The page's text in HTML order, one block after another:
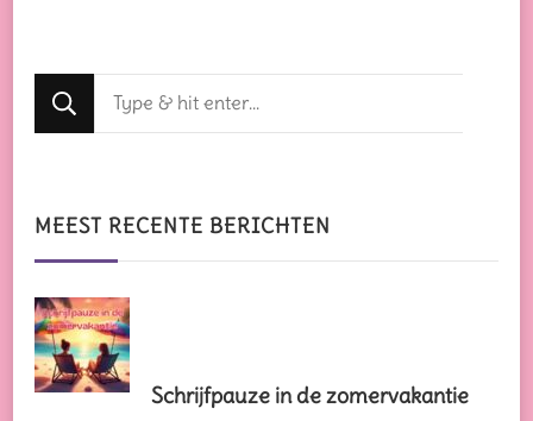
Op
zoek
iets?
MEEST RECENTE BERICHTEN
Schrijfpauze in de zomervakantie